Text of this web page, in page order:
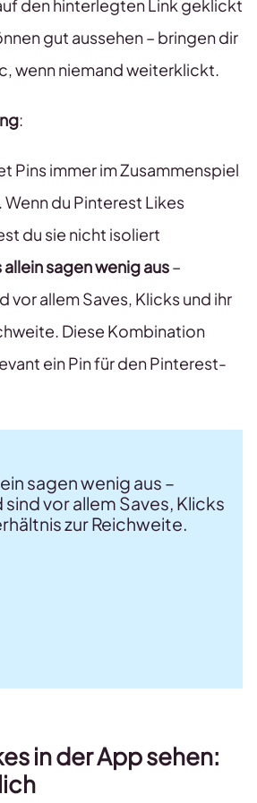
den hinterlegten Link geklickt
gut aussehen – bringen dir
wenn niemand weiterklickt.
:
Pins immer im Zusammenspiel
du Pinterest Likes
du sie nicht isoliert
allein sagen wenig aus–
vor allem Saves, Klicks und ihr
Diese Kombination
ein Pin für den Pinterest-
sagen wenig aus –
vor allem Saves, Klicks
zur Reichweite.
in der App sehen: